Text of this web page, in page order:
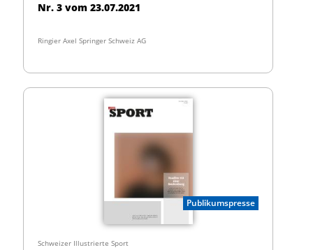
Nr. 3 vom 23.07.2021
Ringier Axel Springer Schweiz AG
Publikumspresse
Schweizer Illustrierte Sport